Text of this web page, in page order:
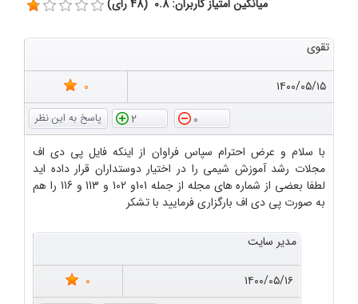
میانگین امتیاز کاربران: 0.8 (48 رای)
تقوی
۱۴۰۰/۰۵/۱۵
0
0
2
با سلام و عرض احترام سپاس فراوان از اینکه فایل پی دی اف
مجلات رشد آموزش شیمی را در اختیار دوستداران قرار داده اید
لطفا بعضی از شماره های مجله از جمله 101و 102 و 113 و 116 را هم
به صورت پی دی اف بارگزاری فرمایید با تشکر
مدیر سایت
۱۴۰۰/۰۵/۱۶
0